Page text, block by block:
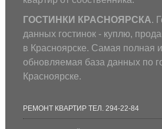
ГОСТИНКИ КРАСНОЯРСКА.
данных гостинок - куплю,
в Красноярске. Самая полная
обновляемая база данных по
Красноярске.
РЕМОНТ КВАРТИР ТЕЛ. 294-22-84